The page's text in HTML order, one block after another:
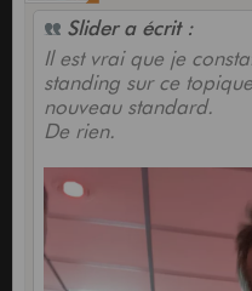
Slider a écrit :
Il est vrai que je
standing sur ce
nouveau standard.
De rien.